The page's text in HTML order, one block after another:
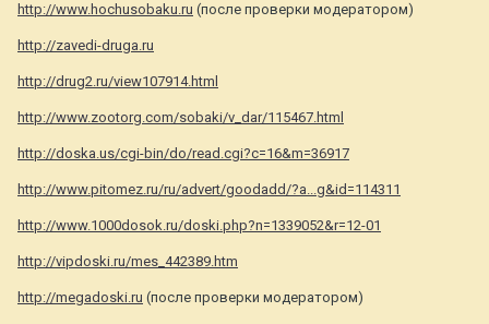
http://www.hochusobaku.ru (после проверки модератором)
http://zavedi-druga.ru
http://drug2.ru/view107914.html
http://www.zootorg.com/sobaki/v_dar/115467.html
http://doska.us/cgi-bin/do/read.cgi?c=16&m=36917
http://www.pitomez.ru/ru/advert/goodadd/?a...g&id=114311
http://www.1000dosok.ru/doski.php?n=1339052&r=12-01
http://vipdoski.ru/mes_442389.htm
http://megadoski.ru (после проверки модератором)